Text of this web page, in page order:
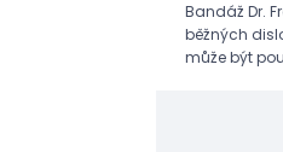
Bandáž Dr.
běžných
může být